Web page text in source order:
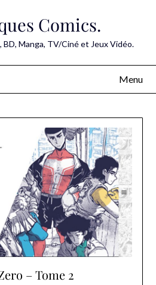
Comics.
BD, Manga, TV/Ciné et Jeux Vidéo.
Menu
– Tome 2